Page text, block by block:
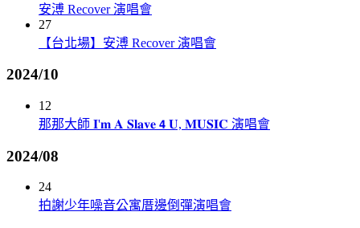
安溥 Recover 演唱會
27
【台北場】安溥 Recover 演唱會
2024/10
12
那那大師 𝐈'𝐦 𝐀 𝐒𝐥𝐚𝐯𝐞 𝟰 𝐔, 𝐌𝐔𝐒𝐈𝐂 演唱會
2024/08
24
拍謝少年噪音公寓厝邊倒彈演唱會